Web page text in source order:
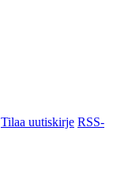
Tilaa uutiskirje RSS-